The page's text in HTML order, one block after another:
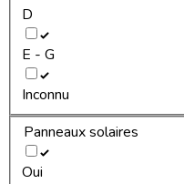
D
E - G
Inconnu
Panneaux solaires
Oui